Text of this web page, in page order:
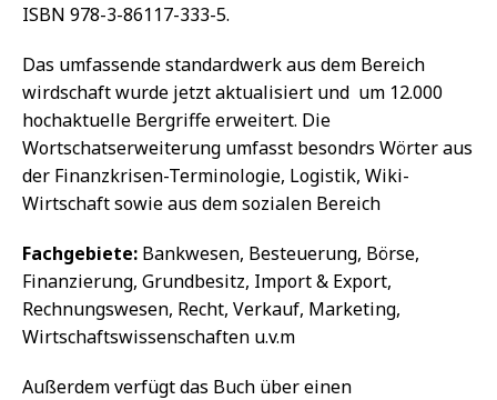
ISBN 978-3-86117-333-5.
Das umfassende standardwerk aus dem Bereich
wirdschaft wurde jetzt aktualisiert und um 12.000
hochaktuelle Bergriffe erweitert. Die
Wortschatserweiterung umfasst besondrs Wörter aus
der Finanzkrisen-Terminologie, Logistik, Wiki-
Wirtschaft sowie aus dem sozialen Bereich
Fachgebiete: Bankwesen, Besteuerung, Börse,
Finanzierung, Grundbesitz, Import & Export,
Rechnungswesen, Recht, Verkauf, Marketing,
Wirtschaftswissenschaften u.v.m
Außerdem verfügt das Buch über einen